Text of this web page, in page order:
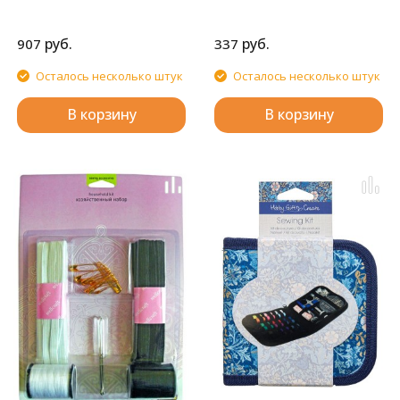
907 руб.
Осталось несколько штук
В корзину
337 руб.
Осталось несколько штук
В корзину